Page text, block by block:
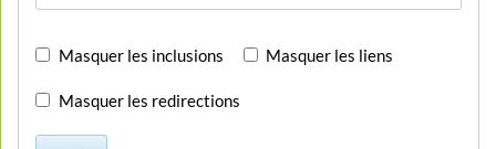
Masquer les inclusions Masquer les liens
Masquer les redirections